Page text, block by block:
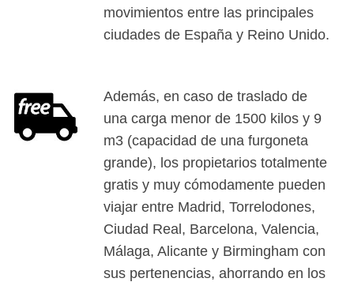
movimientos entre las principales
ciudades de España y Reino Unido.
Además, en caso de traslado de
una carga menor de 1500 kilos y 9
m3 (capacidad de una furgoneta
grande), los propietarios totalmente
gratis y muy cómodamente pueden
viajar entre Madrid, Torrelodones,
Ciudad Real, Barcelona, Valencia,
Málaga, Alicante y Birmingham con
sus pertenencias, ahorrando en los